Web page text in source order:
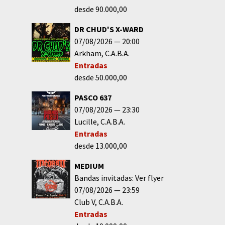
desde 90.000,00
DR CHUD'S X-WARD
07/08/2026
20:00
Arkham C.A.B.A.
Entradas
desde 50.000,00
PASCO 637
07/08/2026
23:30
Lucille C.A.B.A.
Entradas
desde 13.000,00
MEDIUM
Bandas invitadas: Ver flyer
07/08/2026
23:59
Club V C.A.B.A.
Entradas